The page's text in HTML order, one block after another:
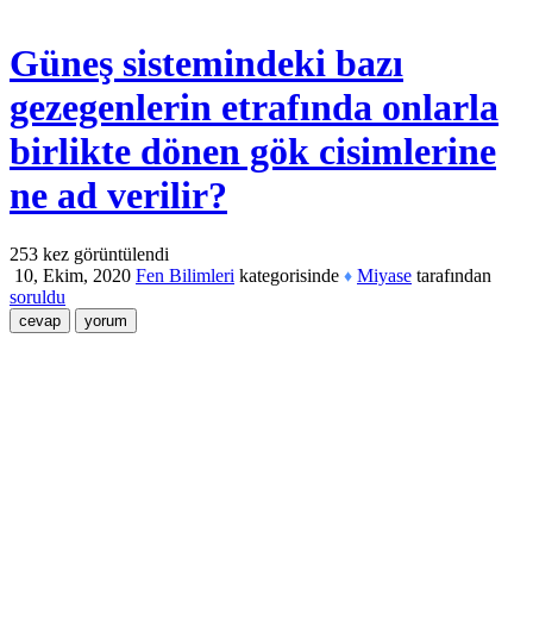
Güneş sistemindeki bazı
gezegenlerin etrafında onlarla
birlikte dönen gök cisimlerine
ne ad verilir?
253 kez görüntülendi
10, Ekim, 2020 Fen Bilimleri kategorisinde ♦ Miyase tarafından
soruldu